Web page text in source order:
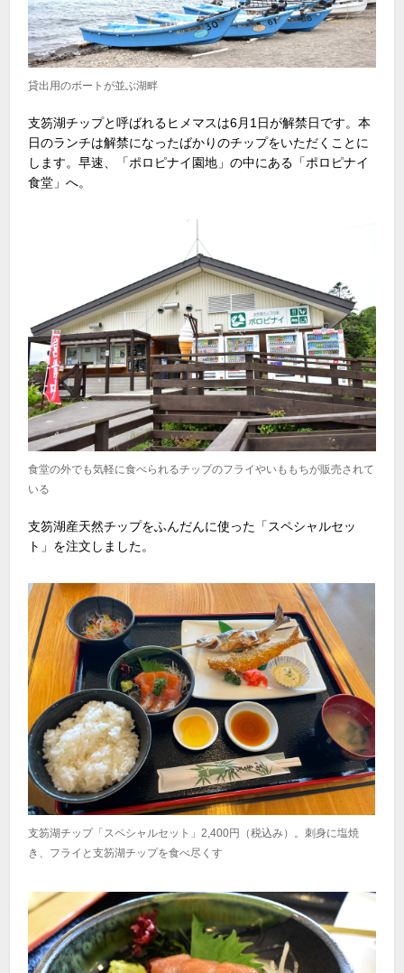
貸出用のボートが並ぶ湖畔
支笏湖チップと呼ばれるヒメマスは6月1日が解禁日です。本
日のランチは解禁になったばかりのチップをいただくことに
します。早速、「ポロピナイ園地」の中にある「ポロピナイ
食堂」へ。
食堂の外でも気軽に食べられるチップのフライやいももちが販売されて
いる
支笏湖産天然チップをふんだんに使った「スペシャルセッ
ト」を注文しました。
支笏湖チップ「スペシャルセット」2,400円（税込み）。刺身に塩焼
き、フライと支笏湖チップを食べ尽くす